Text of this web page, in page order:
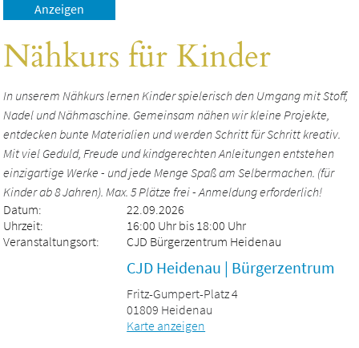
Nähkurs für Kinder
In unserem Nähkurs lernen Kinder spielerisch den Umgang mit Stoff,
Nadel und Nähmaschine. Gemeinsam nähen wir kleine Projekte,
entdecken bunte Materialien und werden Schritt für Schritt kreativ.
Mit viel Geduld, Freude und kindgerechten Anleitungen entstehen
einzigartige Werke - und jede Menge Spaß am Selbermachen. (für
Kinder ab 8 Jahren). Max. 5 Plätze frei - Anmeldung erforderlich!
Datum:
22.09.2026
Uhrzeit:
16:00 Uhr bis 18:00 Uhr
Veranstaltungsort:
CJD Bürgerzentrum Heidenau
CJD Heidenau | Bürgerzentrum
Fritz-Gumpert-Platz 4
01809 Heidenau
Karte anzeigen